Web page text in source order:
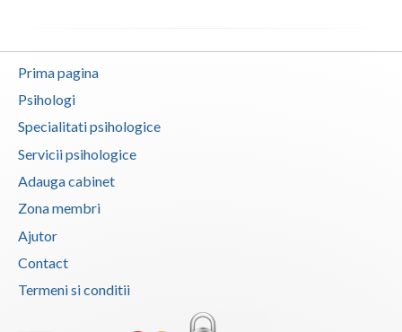
Prima pagina
Psihologi
Specialitati psihologice
Servicii psihologice
Adauga cabinet
Zona membri
Ajutor
Contact
Termeni si conditii